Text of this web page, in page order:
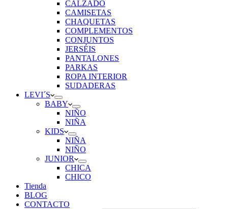
CALZADO
CAMISETAS
CHAQUETAS
COMPLEMENTOS
CONJUNTOS
JERSÉIS
PANTALONES
PARKAS
ROPA INTERIOR
SUDADERAS
LEVI´S
BABY
NIÑO
NIÑA
KIDS
NIÑA
NIÑO
JUNIOR
CHICA
CHICO
Tienda
BLOG
CONTACTO